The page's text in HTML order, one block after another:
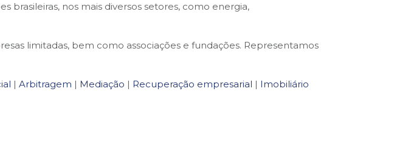
brasileiras, nos mais diversos setores, como energia,
limitadas, bem como associações e fundações. Representamos
| Arbitragem | Mediação | Recuperação empresarial | Imobiliário